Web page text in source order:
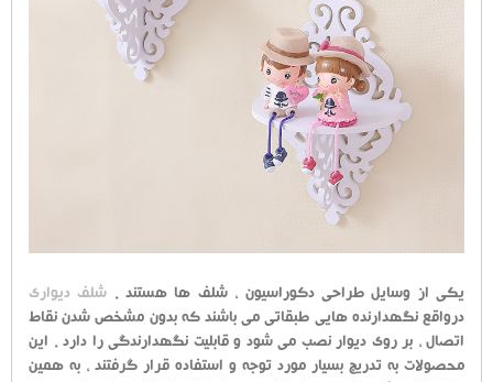
یکی از وسایل طراحی دکوراسیون ، شلف ها هستند . شلف دیواری
درواقع نگهدارنده هایی طبقاتی می باشند که بدون مشخص شدن نقاط
اتصال ، بر روی دیوار نصب می شود و قابلیت نگهدارندگی را دارد . این
محصولات به تدریج بسیار مورد توجه و استفاده قرار گرفتند ، به همین